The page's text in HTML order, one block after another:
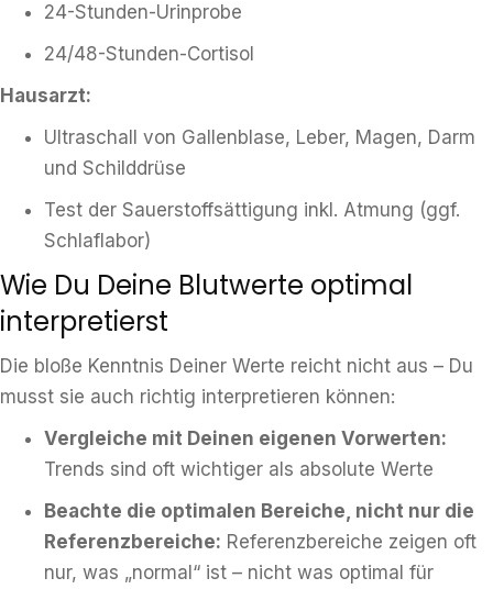
24-Stunden-Urinprobe
24/48-Stunden-Cortisol
Hausarzt:
Ultraschall von Gallenblase, Leber, Magen, Darm
und Schilddrüse
Test der Sauerstoffsättigung inkl. Atmung (ggf.
Schlaflabor)
Wie Du Deine Blutwerte optimal
interpretierst
Die bloße Kenntnis Deiner Werte reicht nicht aus – Du
musst sie auch richtig interpretieren können:
Vergleiche mit Deinen eigenen Vorwerten:
Trends sind oft wichtiger als absolute Werte
Beachte die optimalen Bereiche, nicht nur die
Referenzbereiche: Referenzbereiche zeigen oft
nur, was „normal“ ist – nicht was optimal für